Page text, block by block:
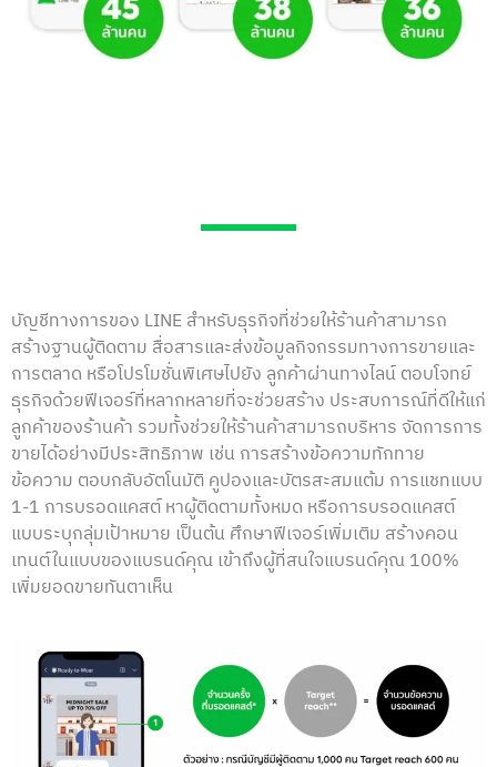
บัญชีทางการของ LINE สำหรับธุรกิจที่ช่วยให้ร้านค้าสามารถ
สร้างฐานผู้ติดตาม สื่อสารและส่งข้อมูลกิจกรรมทางการขายและ
การตลาด หรือโปรโมชั่นพิเศษไปยัง ลูกค้าผ่านทางไลน์ ตอบโจทย์
ธุรกิจด้วยฟีเจอร์ที่หลากหลายที่จะช่วยสร้าง ประสบการณ์ที่ดีให้แก่
ลูกค้าของร้านค้า รวมทั้งช่วยให้ร้านค้าสามารถบริหาร จัดการการ
ขายได้อย่างมีประสิทธิภาพ เช่น การสร้างข้อความทักทาย
ข้อความ ตอบกลับอัตโนมัติ คูปองและบัตรสะสมแต้ม การแชทแบบ
1-1 การบรอดแคสต์ หาผู้ติดตามทั้งหมด หรือการบรอดแคสต์
แบบระบุกลุ่มเป้าหมาย เป็นต้น ศึกษาฟีเจอร์เพิ่มเติม สร้างคอน
เทนต์ในแบบของแบรนด์คุณ เข้าถึงผู้ที่สนใจแบรนด์คุณ 100%
เพิ่มยอดขายทันตาเห็น